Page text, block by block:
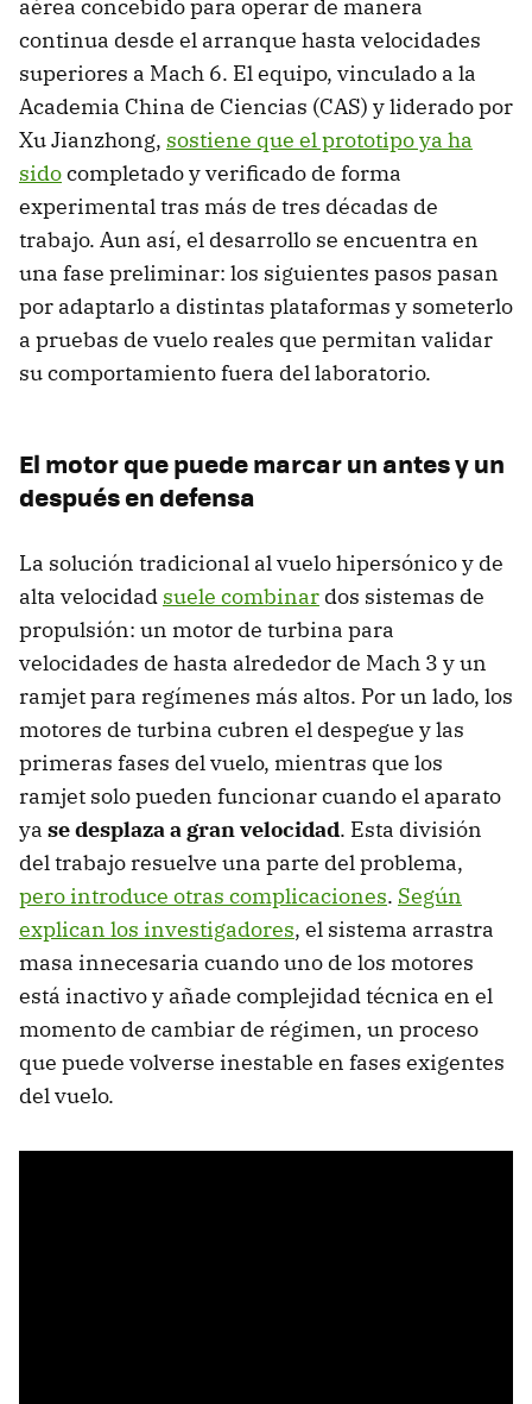
aérea concebido para operar de manera
continua desde el arranque hasta velocidades
superiores a Mach 6. El equipo, vinculado a la
Academia China de Ciencias (CAS) y liderado por
Xu Jianzhong, sostiene que el prototipo ya ha
sidocompletado y verificado de forma
experimental tras más de tres décadas de
trabajo. Aun así, el desarrollo se encuentra en
una fase preliminar: los siguientes pasos pasan
por adaptarlo a distintas plataformas y someterlo
a pruebas de vuelo reales que permitan validar
su comportamiento fuera del laboratorio.
El motor que puede marcar un antes y un
después en defensa
La solución tradicional al vuelo hipersónico y de
alta velocidad suele combinar dos sistemas de
propulsión: un motor de turbina para
velocidades de hasta alrededor de Mach 3 y un
ramjet para regímenes más altos. Por un lado, los
motores de turbina cubren el despegue y las
primeras fases del vuelo, mientras que los
ramjet solo pueden funcionar cuando el aparato
ya se desplaza a gran velocidad. Esta división
del trabajo resuelve una parte del problema,
pero introduce otras complicaciones. Según
explican los investigadores, el sistema arrastra
masa innecesaria cuando uno de los motores
está inactivo y añade complejidad técnica en el
momento de cambiar de régimen, un proceso
que puede volverse inestable en fases exigentes
del vuelo.